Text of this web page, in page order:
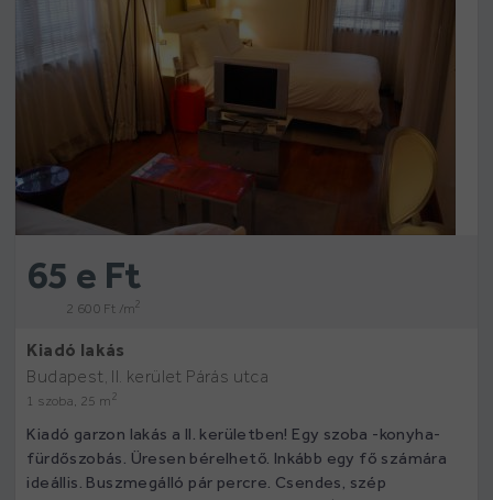
65 e Ft
2 600 Ft /m2
Kiadó lakás
Budapest, II. kerület Párás utca
1 szoba, 25 m2
Kiadó garzon lakás a II. kerületben! Egy szoba -konyha-
fürdőszobás. Üresen bérelhető. Inkább egy fő számára
ideállis. Buszmegálló pár percre. Csendes, szép